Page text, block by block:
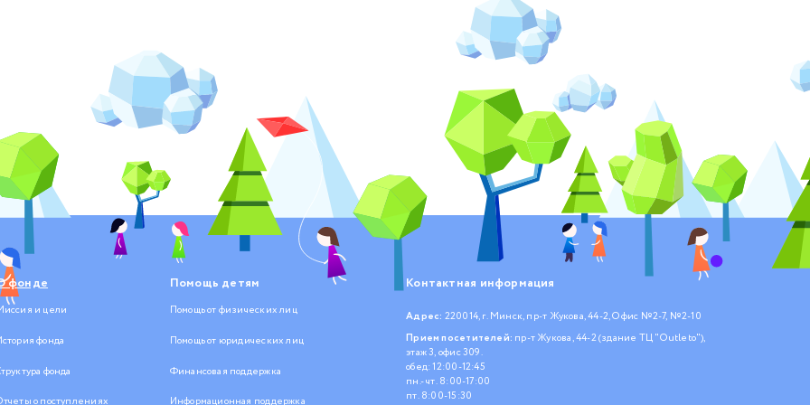
фонде
и цели
фонда
фонда
о поступлениях
Помощь детям
Помощь от физических лиц
Помощь от юридических лиц
Финансовая поддержка
Информационная поддержка
Контактная информация
Адрес: 220014, г. Минск, пр-т Жукова, 44-2, Офис №2-7, №2-10
Прием посетителей: пр-т Жукова, 44-2 (здание ТЦ "Outleto"),
этаж 3, офис 309.
обед: 12:00-12:45
пн.- чт. 8:00-17:00
пт. 8:00-15:30